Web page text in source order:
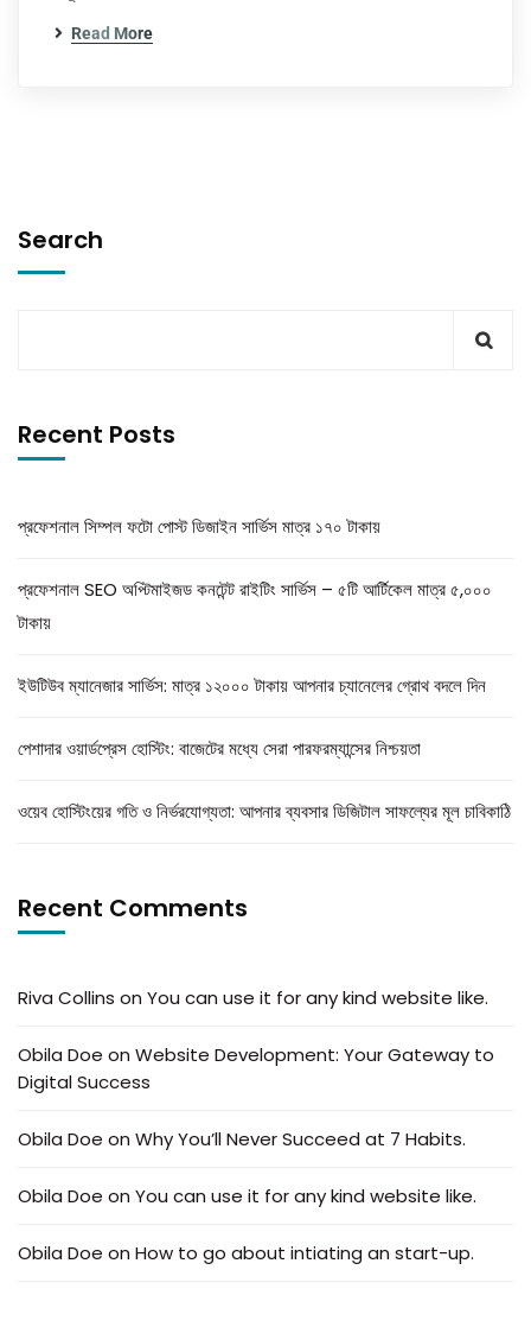
Read More
Search
Recent Posts
প্রফেশনাল সিম্পল ফটো পোস্ট ডিজাইন সার্ভিস মাত্র ১৭০ টাকায়
প্রফেশনাল SEO অপ্টিমাইজড কনটেন্ট রাইটিং সার্ভিস – ৫টি আর্টিকেল মাত্র ৫,০০০
টাকায়
ইউটিউব ম্যানেজার সার্ভিস: মাত্র ১২০০০ টাকায় আপনার চ্যানেলের গ্রোথ বদলে দিন
পেশাদার ওয়ার্ডপ্রেস হোস্টিং: বাজেটের মধ্যে সেরা পারফরম্যান্সের নিশ্চয়তা
ওয়েব হোস্টিংয়ের গতি ও নির্ভরযোগ্যতা: আপনার ব্যবসার ডিজিটাল সাফল্যের মূল চাবিকাঠি
Recent Comments
Riva Collins on You can use it for any kind website like.
Obila Doe on Website Development: Your Gateway to
Digital Success
Obila Doe on Why You’ll Never Succeed at 7 Habits.
Obila Doe on You can use it for any kind website like.
Obila Doe on How to go about intiating an start-up.